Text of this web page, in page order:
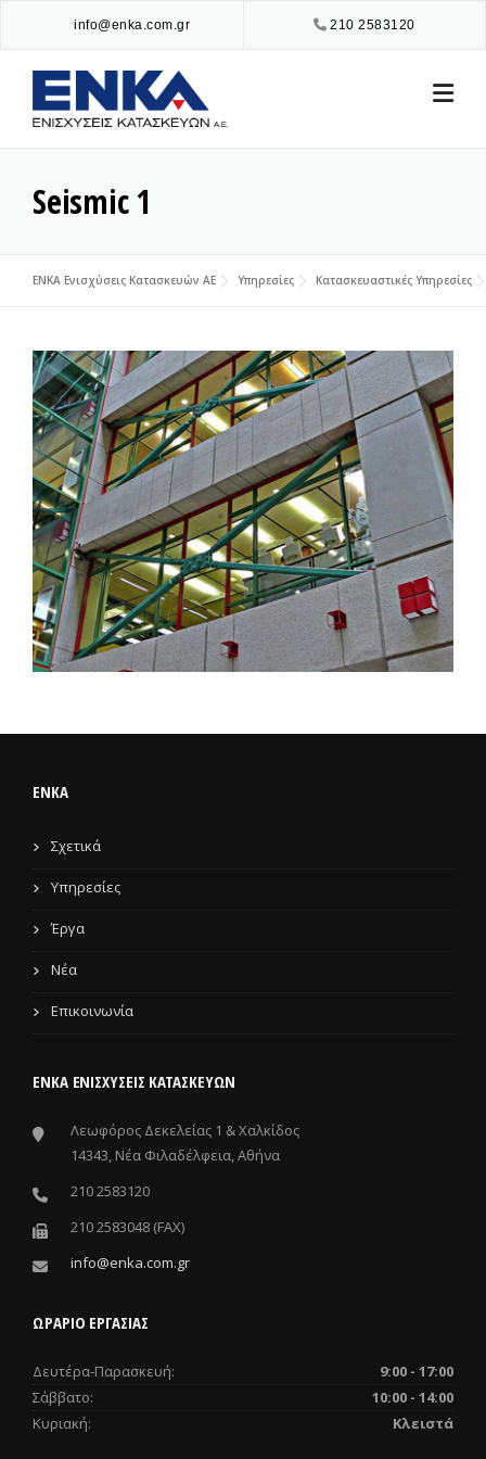
content
210 2583120
info@enka.com.gr
Seismic 1
ENKA Ενισχύσεις Κατασκευών ΑΕ Υπηρεσίες Κατασκευαστικές Υπηρεσίες
ENKA
Σχετικά
Υπηρεσίες
Έργα
Νέα
Επικοινωνία
ΕΝΚΑ ΕΝΙΣΧΎΣΕΙΣ ΚΑΤΑΣΚΕΥΏΝ
Λεωφόρος Δεκελείας 1 & Χαλκίδος
14343, Νέα Φιλαδέλφεια, Αθήνα
210 2583120
210 2583048 (FAX)
info@enka.com.gr
ΩΡΑΡΙΟ ΕΡΓΑΣΙΑΣ
Δευτέρα-Παρασκευή:
9:00 - 17:00
Σάββατο:
10:00 - 14:00
Κυριακή:
Κλειστά